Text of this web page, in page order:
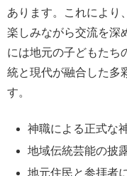
あります。これにより
楽しみながら交流を深
には地元の子どもたち
統と現代が融合した多
す。
神職による正式な
地域伝統芸能の披
地元住民と参拝者